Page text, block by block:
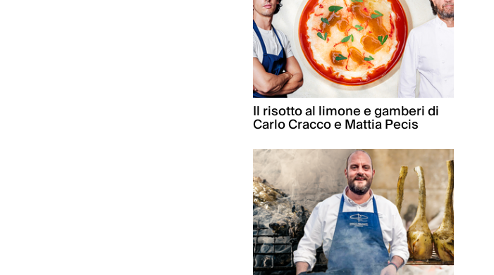
Il risotto al limone e gamberi di
Carlo Cracco e Mattia Pecis